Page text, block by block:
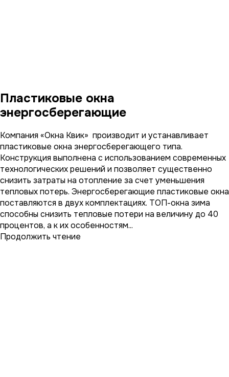
Пластиковые окна
энергосберегающие
Компания «Окна Квик» производит и устанавливает
пластиковые окна энергосберегающего типа.
Конструкция выполнена с использованием современных
технологических решений и позволяет существенно
снизить затраты на отопление за счет уменьшения
тепловых потерь. Энергосберегающие пластиковые окна
поставляются в двух комплектациях. ТОП-окна зима
способны снизить тепловые потери на величину до 40
процентов, а к их особенностям...
Продолжить чтение